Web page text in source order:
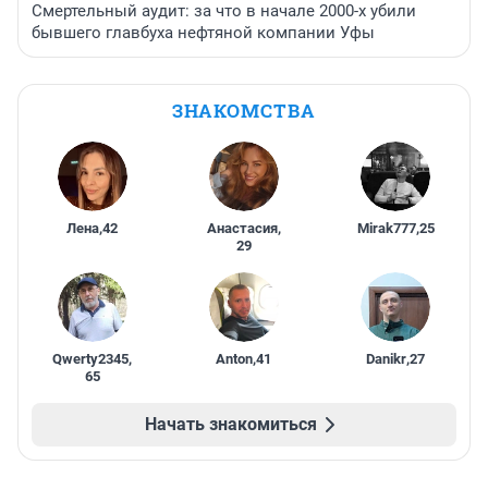
Смертельный аудит: за что в начале 2000-х убили
бывшего главбуха нефтяной компании Уфы
ЗНАКОМСТВА
Лена,42 Анастасия,
29
Mirak777,25
Qwerty2345,
65
Anton,41 Danikr,27
Начать знакомиться